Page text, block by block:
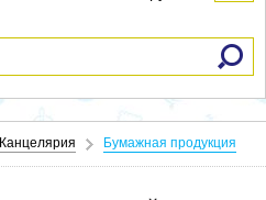
Канцелярия Бумажная продукция